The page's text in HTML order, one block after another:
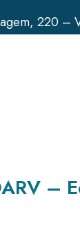
220 –
–